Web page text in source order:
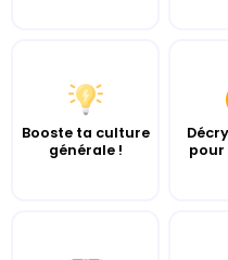
Booste ta culture
générale !
pour